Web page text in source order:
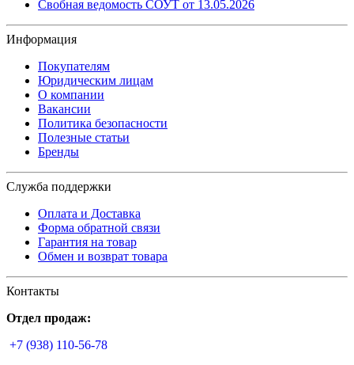
Свобная ведомость СОУТ от 13.05.2026
Информация
Покупателям
Юридическим лицам
О компании
Вакансии
Политика безопасности
Полезные статьи
Бренды
Служба поддержки
Оплата и Доставка
Форма обратной связи
Гарантия на товар
Обмен и возврат товара
Контакты
Отдел продаж:
+7 (938) 110-56-78